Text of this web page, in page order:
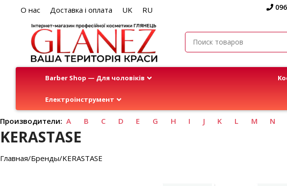
О нас Доставка і оплата UK RU
Barber Shop — Для чоловіків
Електроінструмент
Производители: A B C D E G H I J K L M N
KERASTASE
Главная Бренды KERASTASE